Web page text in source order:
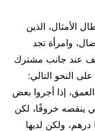
الأمثال، الذين
وامرأة تجد
عند جانب مشترك
على النحو التالي:
إذا أجروا بعض
ينقصه خروفًا، لكن
ولكن لديها